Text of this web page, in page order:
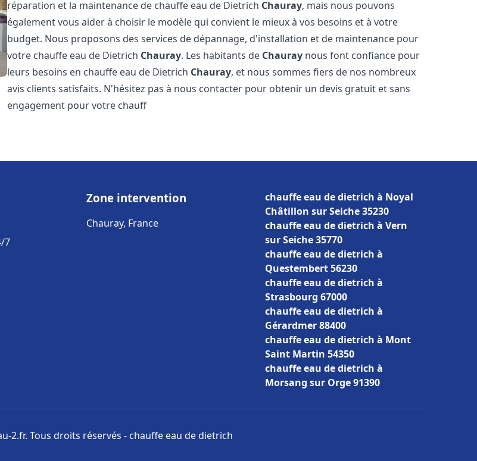
réparation et la maintenance de chauffe eau de Dietrich Chauray, mais nous pouvons
également vous aider à choisir le modèle qui convient le mieux à vos besoins et à votre
budget. Nous proposons des services de dépannage, d'installation et de maintenance pour
votre chauffe eau de Dietrich Chauray. Les habitants de Chauray nous font confiance pour
leurs besoins en chauffe eau de Dietrich Chauray, et nous sommes fiers de nos nombreux
avis clients satisfaits. N'hésitez pas à nous contacter pour obtenir un devis gratuit et sans
engagement pour votre chauff
7
Zone intervention
Chauray, France
chauffe eau de dietrich à Noyal
Châtillon sur Seiche 35230
chauffe eau de dietrich à Vern
sur Seiche 35770
chauffe eau de dietrich à
Questembert 56230
chauffe eau de dietrich à
Strasbourg 67000
chauffe eau de dietrich à
Gérardmer 88400
chauffe eau de dietrich à Mont
Saint Martin 54350
chauffe eau de dietrich à
Morsang sur Orge 91390
2.fr. Tous droits réservés - chauffe eau de dietrich